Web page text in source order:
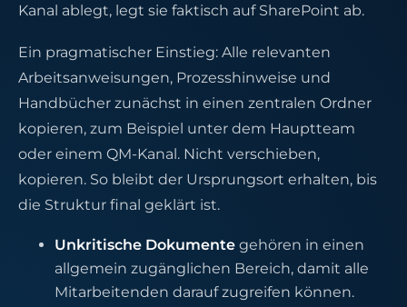
Kanal ablegt, legt sie faktisch auf SharePoint ab.
Ein pragmatischer Einstieg: Alle relevanten
Arbeitsanweisungen, Prozesshinweise und
Handbücher zunächst in einen zentralen Ordner
kopieren, zum Beispiel unter dem Hauptteam
oder einem QM-Kanal. Nicht verschieben,
kopieren. So bleibt der Ursprungsort erhalten, bis
die Struktur final geklärt ist.
Unkritische Dokumente gehören in einen
allgemein zugänglichen Bereich, damit alle
Mitarbeitenden darauf zugreifen können.